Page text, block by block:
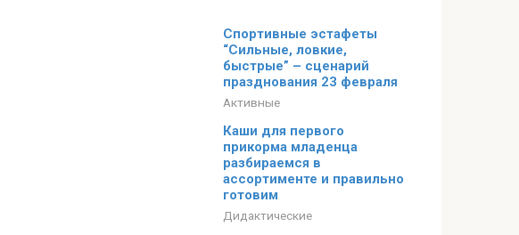
Спортивные эстафеты
“Сильные, ловкие,
быстрые” – сценарий
празднования 23 февраля
Активные
Каши для первого
прикорма младенца
разбираемся в
ассортименте и правильно
готовим
Дидактические